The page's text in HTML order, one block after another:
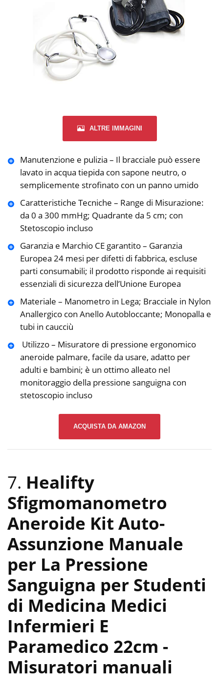
ALTRE IMMAGINI
Manutenzione e pulizia – Il bracciale può essere
lavato in acqua tiepida con sapone neutro, o
semplicemente strofinato con un panno umido
Caratteristiche Tecniche – Range di Misurazione:
da 0 a 300 mmHg; Quadrante da 5 cm; con
Stetoscopio incluso
Garanzia e Marchio CE garantito – Garanzia
Europea 24 mesi per difetti di fabbrica, escluse
parti consumabili; il prodotto risponde ai requisiti
essenziali di sicurezza dell’Unione Europea
Materiale – Manometro in Lega; Bracciale in Nylon
Anallergico con Anello Autobloccante; Monopalla e
tubi in caucciù
️ Utilizzo – Misuratore di pressione ergonomico
aneroide palmare, facile da usare, adatto per
adulti e bambini; è un ottimo alleato nel
monitoraggio della pressione sanguigna con
stetoscopio incluso
ACQUISTA DA AMAZON
7. Healifty
Sfigmomanometro
Aneroide Kit Auto-
Assunzione Manuale
per La Pressione
Sanguigna per Studenti
di Medicina Medici
Infermieri E
Paramedico 22cm -
Misuratori manuali